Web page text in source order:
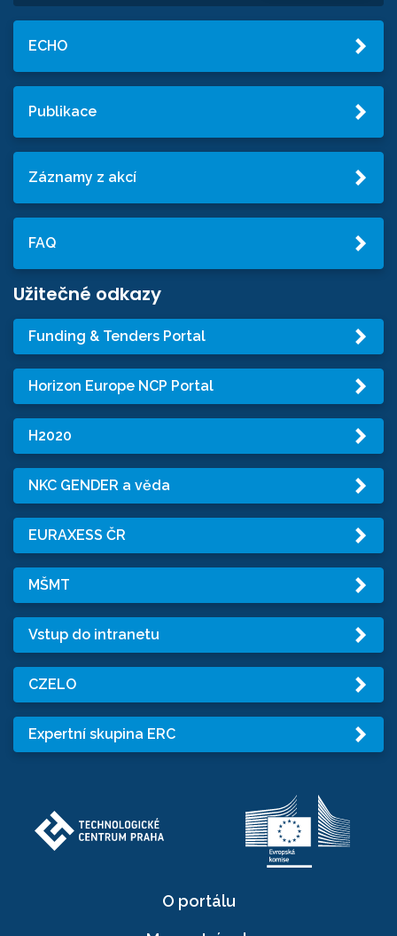
ECHO
Publikace
Záznamy z akcí
FAQ
Užitečné odkazy
Funding & Tenders Portal
Horizon Europe NCP Portal
H2020
NKC GENDER a věda
EURAXESS ČR
MŠMT
Vstup do intranetu
CZELO
Expertní skupina ERC
O portálu